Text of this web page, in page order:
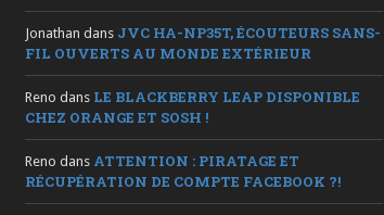
Jonathan dans JVC HA-NP35T, ÉCOUTEURS SANS-
FIL OUVERTS AU MONDE EXTÉRIEUR
Reno dans LE BLACKBERRY LEAP DISPONIBLE
CHEZ ORANGE ET SOSH !
Reno dans ATTENTION : PIRATAGE ET
RÉCUPÉRATION DE COMPTE FACEBOOK ?!